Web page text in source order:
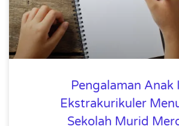
Pengalaman Anak
Ekstrakurikuler
Sekolah Murid